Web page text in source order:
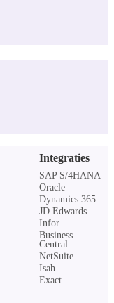
Integraties
SAP S/4HANA
Oracle
Dynamics 365
JD Edwards
Infor
Business
Central
NetSuite
Isah
Exact